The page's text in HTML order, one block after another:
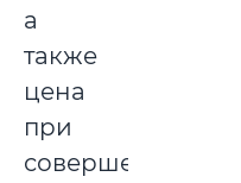
а
также
цена
при
совершении